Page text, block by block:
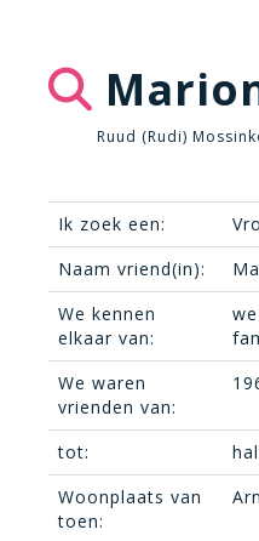
Ruud (Rudi)
Ik zoek een:
Naam vriend(in):
We kennen
elkaar van:
We waren
vrienden van:
tot:
Woonplaats van
toen: